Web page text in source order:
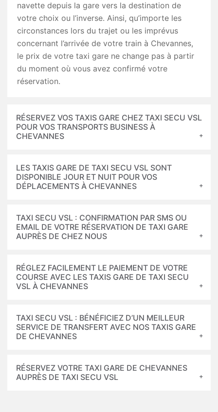
navette depuis la gare vers la destination de
votre choix ou l’inverse. Ainsi, qu’importe les
circonstances lors du trajet ou les imprévus
concernant l’arrivée de votre train à Chevannes,
le prix de votre taxi gare ne change pas à partir
du moment où vous avez confirmé votre
réservation.
RÉSERVEZ VOS TAXIS GARE CHEZ TAXI SECU VSL
POUR VOS TRANSPORTS BUSINESS À
CHEVANNES
LES TAXIS GARE DE TAXI SECU VSL SONT
DISPONIBLE JOUR ET NUIT POUR VOS
DÉPLACEMENTS À CHEVANNES
TAXI SECU VSL : CONFIRMATION PAR SMS OU
EMAIL DE VOTRE RÉSERVATION DE TAXI GARE
AUPRÈS DE CHEZ NOUS
RÉGLEZ FACILEMENT LE PAIEMENT DE VOTRE
COURSE AVEC LES TAXIS GARE DE TAXI SECU
VSL À CHEVANNES
TAXI SECU VSL : BÉNÉFICIEZ D’UN MEILLEUR
SERVICE DE TRANSFERT AVEC NOS TAXIS GARE
DE CHEVANNES
RÉSERVEZ VOTRE TAXI GARE DE CHEVANNES
AUPRÈS DE TAXI SECU VSL